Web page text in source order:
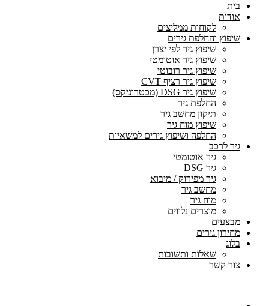
בית
אודות
לקוחות ממליצים
שיפוץ והחלפת גירים
שיפוץ גיר לפי יצרן
שיפוץ גיר אוטומטי
שיפוץ גיר רובוטי
שיפוץ גיר רציף CVT
שיפוץ גיר DSG (מכטרוניקס)
החלפת גיר
תיקון מחשב גיר
שיפוץ מוח גיר
החלפה ושיפוץ גירים למשאיות
גיר לרכב
גיר אוטומטי
גיר DSG
גיר מפירוק / מיבוא
מחשב גיר
מוח גיר
מוצרים נלווים
מבצעים
מחירון גירים
בלוג
שאלות ותשובות
צור קשר